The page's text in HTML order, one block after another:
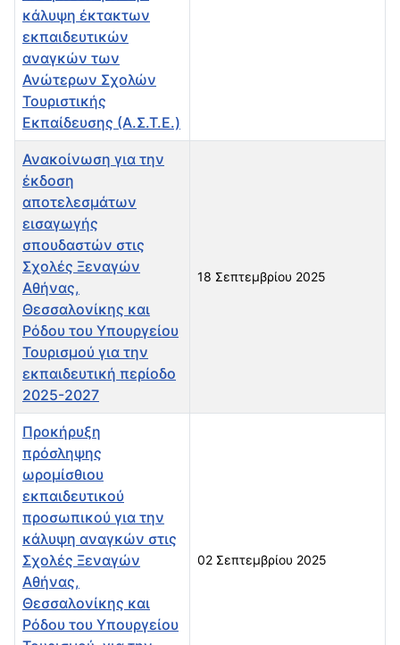
κάλυψη έκτακτων
εκπαιδευτικών
αναγκών των
Ανώτερων Σχολών
Τουριστικής
Εκπαίδευσης (Α.Σ.Τ.Ε.)
Ανακοίνωση για την
έκδοση
αποτελεσμάτων
εισαγωγής
σπουδαστών στις
Σχολές Ξεναγών
Αθήνας,
Θεσσαλονίκης και
Ρόδου του Υπουργείου
Τουρισμού για την
εκπαιδευτική περίοδο
2025-2027
18 Σεπτεμβρίου 2025
Προκήρυξη
πρόσληψης
ωρομίσθιου
εκπαιδευτικού
προσωπικού για την
κάλυψη αναγκών στις
Σχολές Ξεναγών
Αθήνας,
Θεσσαλονίκης και
Ρόδου του Υπουργείου
02 Σεπτεμβρίου 2025